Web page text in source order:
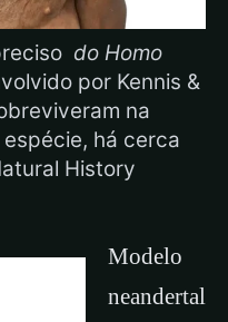
do Homo
por Kennis &
na
há cerca
History
Modelo
neandertal